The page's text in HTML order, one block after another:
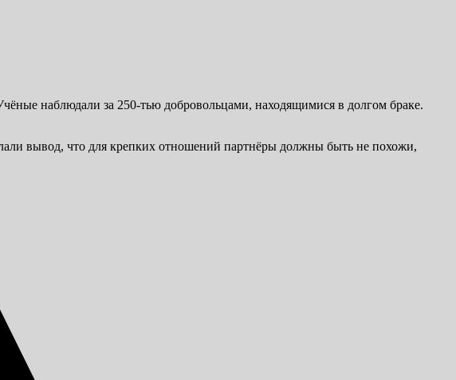
наблюдали за 250-тью добровольцами, находящимися в долгом браке.
вывод, что для крепких отношений партнёры должны быть не похожи,